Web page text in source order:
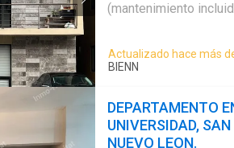
(mantenimiento incluido) Construcción: 85 m²
piso 1 cajón de
completos Vive con comodidad y seguridad en Albana
alta seguridad. Una excelente opción para habitar o invertir,
gracias a su
Actualizado hace más
BIENN
DEPARTAMENTO
UNIVERSIDAD,
NUEVO LEON.